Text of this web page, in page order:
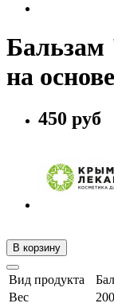
на
450 руб
В корзину
Вид продукта
Вес